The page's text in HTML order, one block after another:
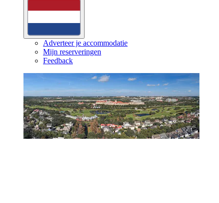
Adverteer je accommodatie
Mijn reserveringen
Feedback